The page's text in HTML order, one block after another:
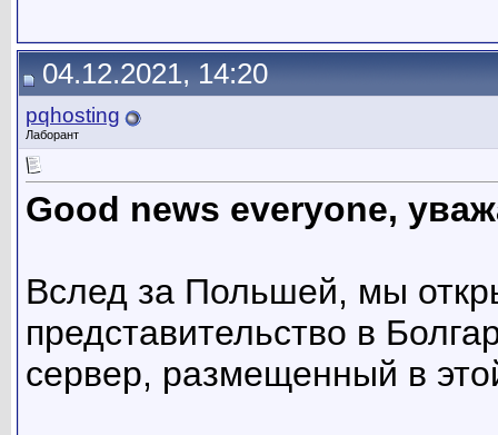
04.12.2021, 14:20
pqhosting
Лаборант
Good news everyone,
Вслед за Польшей, мы
представительство в
сервер, размещенный в